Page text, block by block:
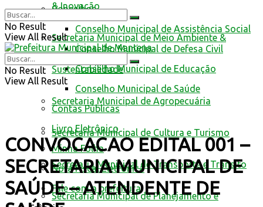
Conselhos
Conselho Municipal de Assistência Social
Conselho Municipal de Defesa Civil
Conselho Municipal de Educação
Conselho Municipal de Saúde
Contas Públicas
Livro Eletrônico
Minha Folha
Nota Fiscal Eletrônica
Fale com a prefeitura
& Inovação
Secretaria Municipal de Meio Ambiente &
Sustentabilidade
Secretaria Municipal de Agropecuária
Secretaria Municipal de Cultura e Turismo
Secretaria Municipal de Transporte e Trânsito
Secretaria Municipal de Planejamento e
No Result
View All Result
No Result
View All Result
CONVOCACAO EDITAL 001 –
SECRETARIA MUNICIPAL DE
SAÚDE – ATENDENTE DE